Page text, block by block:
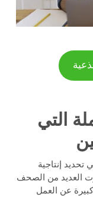
التي
إنتاجية
العديد من الصحف
عن العمل